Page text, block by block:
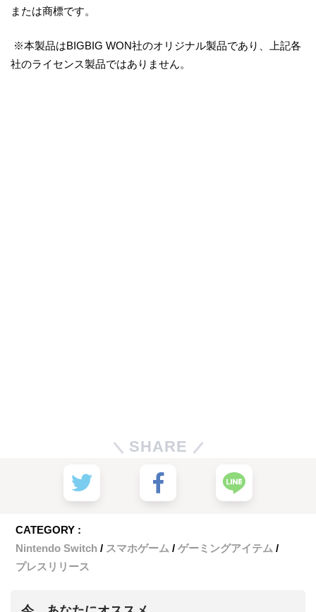
または商標です。
※本製品はBIGBIG WON社のオリジナル製品であり、上記各
社のライセンス製品ではありません。
SHARE
CATEGORY :
Nintendo Switch
スマホゲーム
ゲーミングアイテム
プレスリリース